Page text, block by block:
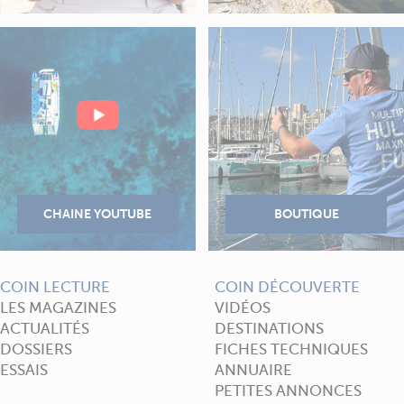
COIN LECTURE
LES MAGAZINES
ACTUALITÉS
DOSSIERS
ESSAIS
COIN DÉCOUVERTE
VIDÉOS
DESTINATIONS
FICHES TECHNIQUES
ANNUAIRE
PETITES ANNONCES